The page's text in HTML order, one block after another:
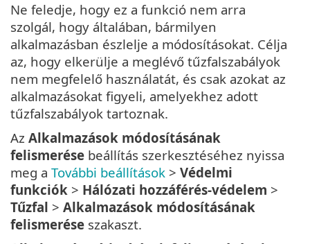
Ne feledje, hogy ez a funkció nem arra
szolgál, hogy általában, bármilyen
alkalmazásban észlelje a módosításokat. Célja
az, hogy elkerülje a meglévő tűzfalszabályok
nem megfelelő használatát, és csak azokat az
alkalmazásokat figyeli, amelyekhez adott
tűzfalszabályok tartoznak.
Az Alkalmazások módosításának
felismerése beállítás szerkesztéséhez nyissa
meg a További beállítások > Védelmi
funkciók > Hálózati hozzáférés-védelem >
Tűzfal > Alkalmazások módosításának
felismerése szakaszt.